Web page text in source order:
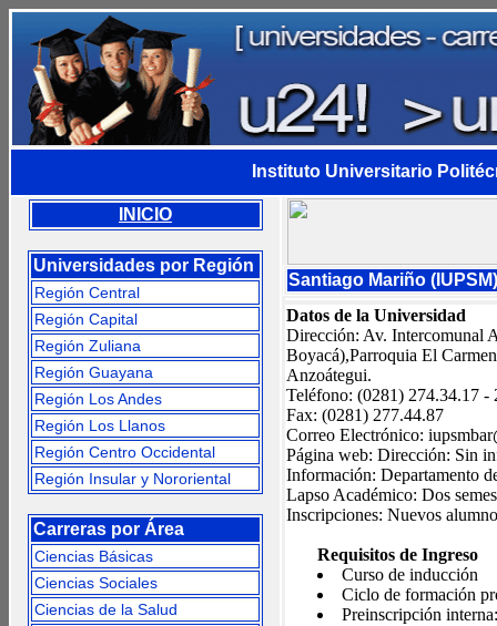
Instituto Universitario
INICIO
Universidades por Región
Región Central
Región Capital
Región Zuliana
Región Guayana
Región Los Andes
Región Los Llanos
Región Centro Occidental
Región Insular y Nororiental
Carreras por Área
Ciencias Básicas
Ciencias Sociales
Ciencias de la Salud
Santiago Mariño
Datos de la Universidad
Dirección: Av. Intercomunal
Boyacá),Parroquia El
Anzoátegui.
Teléfono: (0281) 274.34.17 -
Fax: (0281) 277.44.87
Correo Electrónico:
Página web: Dirección: Sin
Información: Departamento
Lapso Académico: Dos
Inscripciones: Nuevos
Requisitos de Ingreso
Curso de inducción
Ciclo de formación
Preinscripción